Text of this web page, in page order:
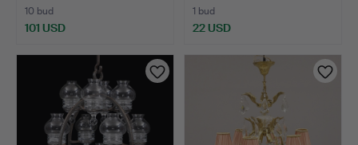
10 bud
101 USD
1 bud
22 USD